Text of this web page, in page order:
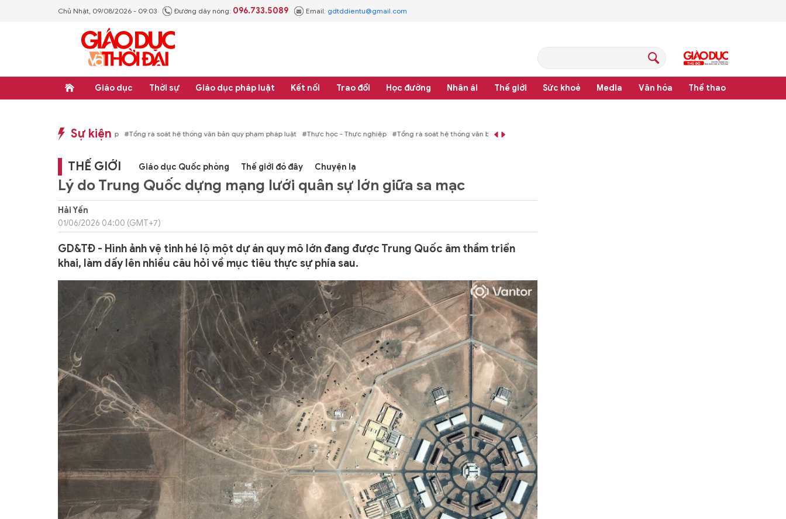
Chủ Nhật, 09/08/2026 - 09:03 Đường dây nóng: 096.733.5089 Email: gdtddientu@gmail.com
Giáo dục Thời sự Giáo dục pháp luật Kết nối Trao đổi Học đường Nhân ái Thế giới Sức khoẻ Media Văn hóa Thể thao
Sự kiện
#Thực học - Thực nghiệp #Tổng rà soát hệ thống văn bản quy phạm pháp luật #Thực học - Thực nghiệp #Tổng rà soát hệ thống văn bản quy phạm pháp luật
THẾ GIỚI Giáo dục Quốc phòng Thế giới đó đây Chuyện lạ
Lý do Trung Quốc dựng mạng lưới quân sự lớn giữa sa mạc
Hải Yến
01/06/2026 04:00 (GMT+7)
GD&TĐ - Hình ảnh vệ tinh hé lộ một dự án quy mô lớn đang được Trung Quốc âm thầm triển
khai, làm dấy lên nhiều câu hỏi về mục tiêu thực sự phía sau.